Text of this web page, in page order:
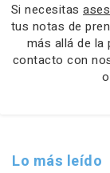
Si necesitas
tus notas de
más allá de la
contacto con
Lo más leído